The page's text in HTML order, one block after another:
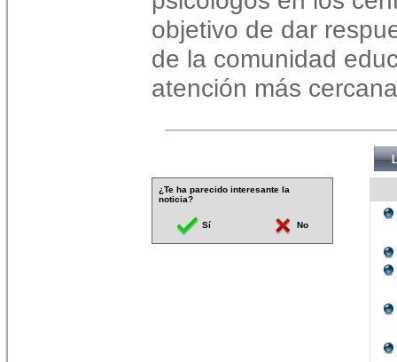
objetivo de dar
de la comunidad
atención más
¿Te ha parecido interesante la
noticia?
Sí No